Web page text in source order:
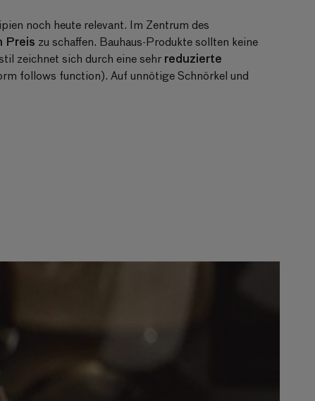
noch heute relevant. Im Zentrum des
Preis zu schaffen. Bauhaus-Produkte sollten keine
zeichnet sich durch eine sehr reduzierte
follows function). Auf unnötige Schnörkel und